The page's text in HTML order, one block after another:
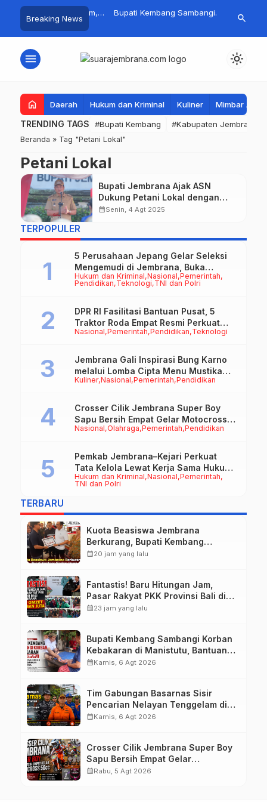
Breaking News
PKK Provinsi Bali di
Raup Omzet Ratusan
Bupati Kembang Sambangi
Bantuan Disalurkan untuk
Tim
Perairan
search
menu light_mode
home Daerah Hukum dan Kriminal Kuliner Mimbar
TRENDING TAGS #Bupati Kembang #Kabupaten Jembrana
Beranda » Tag "Petani Lokal"
Petani Lokal
Bupati Jembrana Ajak ASN
Dukung Petani Lokal dengan
Membeli Beras di KUD
calendar_monthSenin, 4 Agt 2025
TERPOPULER
Hukum dan Kriminal Nasional Pemerintah
Pendidikan Teknologi TNI dan Polri
5 Perusahaan Jepang Gelar Seleksi
Mengemudi di Jembrana, Buka
Peluang Kerja bagi Calon PMI
Nasional Pemerintah Pendidikan Teknologi
DPR RI Fasilitasi Bantuan Pusat, 5
Traktor Roda Empat Resmi Perkuat
Mekanisasi Pertanian Jembrana
Kuliner Nasional Pemerintah Pendidikan
Jembrana Gali Inspirasi Bung Karno
melalui Lomba Cipta Menu Mustika
Rasa
Nasional Olahraga Pemerintah Pendidikan
Crosser Cilik Jembrana Super Boy
Sapu Bersih Empat Gelar Motocross
50cc
Hukum dan Kriminal Nasional Pemerintah
TNI dan Polri
Pemkab Jembrana–Kejari Perkuat
Tata Kelola Lewat Kerja Sama Hukum
Datun
TERBARU
Kuota Beasiswa Jembrana
Berkurang, Bupati Kembang
Siapkan Upaya Penambahan di
calendar_month20 jam yang lalu
Fantastis! Baru Hitungan Jam,
Pasar Rakyat PKK Provinsi Bali di
Jembrana Raup Omzet Ratusan
calendar_month23 jam yang lalu
Bupati Kembang Sambangi Korban
Kebakaran di Manistutu, Bantuan
Disalurkan untuk Ringankan Beban
calendar_monthKamis, 6 Agt 2026
Tim Gabungan Basarnas Sisir
Pencarian Nelayan Tenggelam di
Perairan Pantai Pengambengan
calendar_monthKamis, 6 Agt 2026
Crosser Cilik Jembrana Super Boy
Sapu Bersih Empat Gelar
Motocross 50cc
calendar_monthRabu, 5 Agt 2026